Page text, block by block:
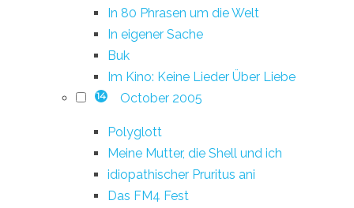
In 80 Phrasen um die Welt
In eigener Sache
Buk
Im Kino: Keine Lieder Über Liebe
14 October 2005
Polyglott
Meine Mutter, die Shell und ich
idiopathischer Pruritus ani
Das FM4 Fest